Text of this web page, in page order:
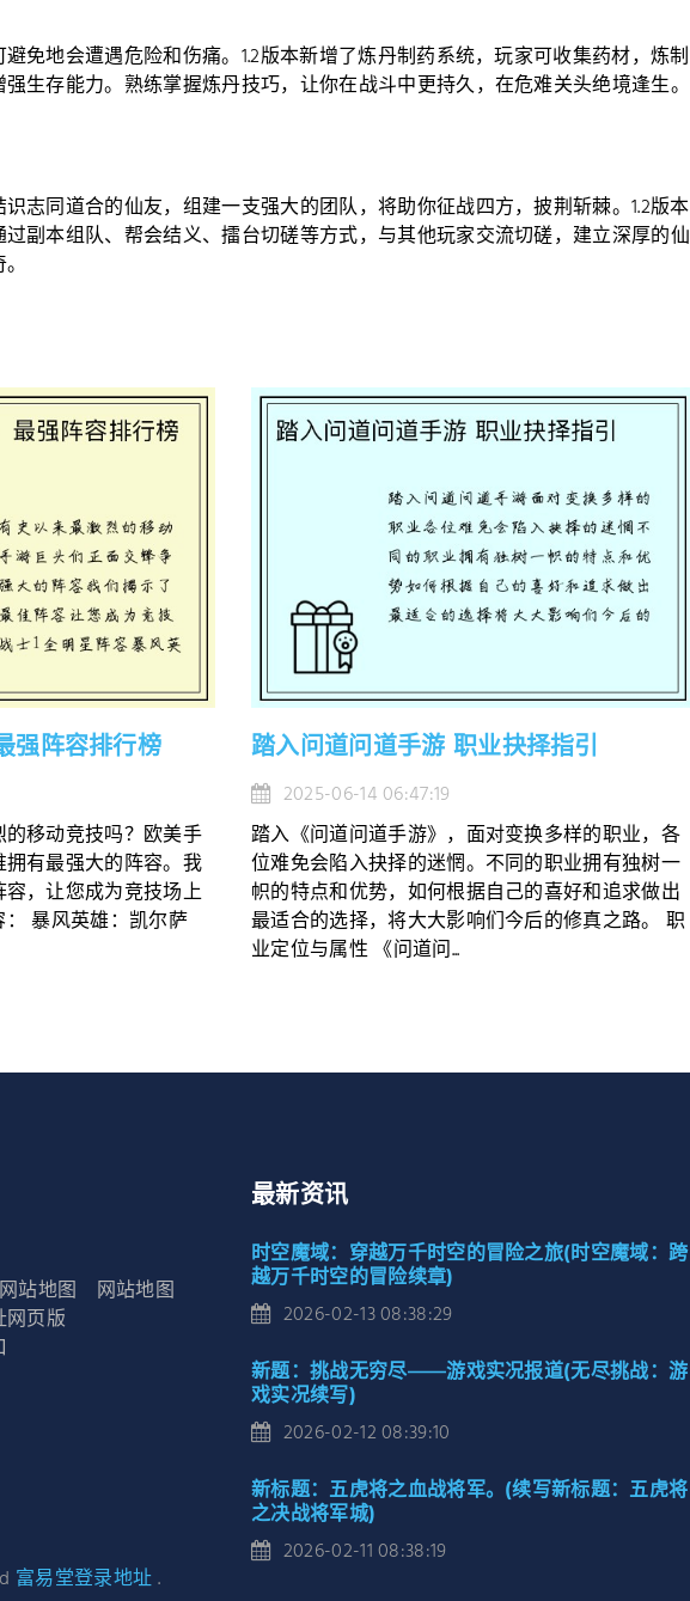
免地会遭遇危险和伤痛。1.2版本新增了炼丹制药系统，玩家可收集药材，炼制
生存能力。熟练掌握炼丹技巧，让你在战斗中更持久，在危难关头绝境逢生。
志同道合的仙友，组建一支强大的团队，将助你征战四方，披荆斩棘。1.2版本
副本组队、帮会结义、擂台切磋等方式，与其他玩家交流切磋，建立深厚的仙
强阵容排行榜
移动竞技吗？欧美手
有最强大的阵容。我
，让您成为竞技场上
： 暴风英雄：凯尔萨
踏入问道问道手游 职业抉择指引
2025-06-14 06:47:19
踏入《问道问道手游》，面对变换多样的职业，各
位难免会陷入抉择的迷惘。不同的职业拥有独树一
帜的特点和优势，如何根据自己的喜好和追求做出
最适合的选择，将大大影响们今后的修真之路。 职
业定位与属性 《问道问...
最新资讯
时空魔域：穿越万千时空的冒险之旅(时空魔域：跨
越万千时空的冒险续章)
2026-02-13 08:38:29
新题：挑战无穷尽——游戏实况报道(无尽挑战：游
戏实况续写)
2026-02-12 08:39:10
新标题：五虎将之血战将军。(续写新标题：五虎将
之决战将军城)
2026-02-11 08:38:19
网站地图
网站地图
网页版
富易堂登录地址.